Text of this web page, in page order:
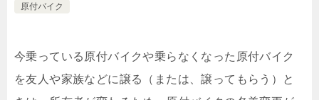
原付バイク
今乗っている原付バイクや乗らなくなった原付バイク
を友人や家族などに譲る（または、譲ってもらう）と